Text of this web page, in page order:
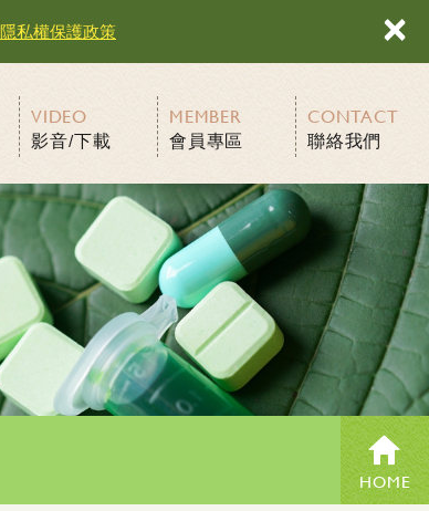
隱私權保護政策 ×
VIDEO
影音/下載
MEMBER
會員專區
CONTACT
聯絡我們
HOME